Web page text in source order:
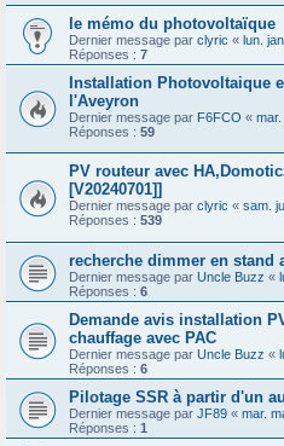
le mémo du photovoltaïque
Dernier message par clyric « lun.
Réponses : 7
Installation Photovoltaique
l'Aveyron
Dernier message par F6FCO «
Réponses : 59
PV routeur avec
[V20240701]]
Dernier message par clyric « sam.
Réponses : 539
recherche dimmer en
Dernier message par Uncle Buzz «
Réponses : 6
Demande avis installation
chauffage avec PAC
Dernier message par Uncle Buzz «
Réponses : 6
Pilotage SSR à partir d'un
Dernier message par JF89 « mar.
Réponses : 1